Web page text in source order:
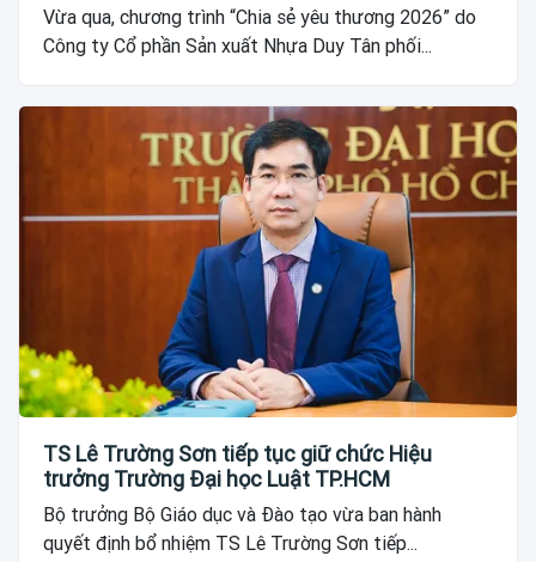
Vừa qua, chương trình “Chia sẻ yêu thương 2026” do
Công ty Cổ phần Sản xuất Nhựa Duy Tân phối...
TS Lê Trường Sơn tiếp tục giữ chức Hiệu
trưởng Trường Đại học Luật TP.HCM
Bộ trưởng Bộ Giáo dục và Đào tạo vừa ban hành
quyết định bổ nhiệm TS Lê Trường Sơn tiếp...